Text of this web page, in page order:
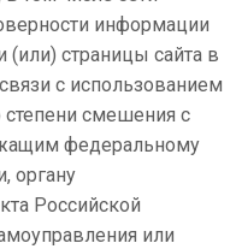
информации
(или) страницы сайта в
с использованием
смешения с
федеральному
органу
Российской
или